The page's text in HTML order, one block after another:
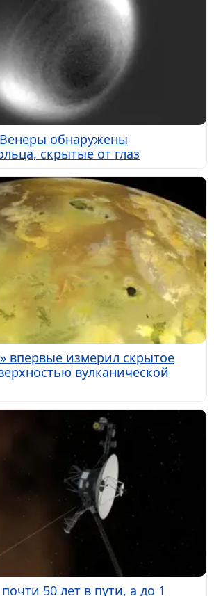
обнаружены
скрытые от глаз
впервые измерил скрытое
вулканической
50 лет в пути, а до 1